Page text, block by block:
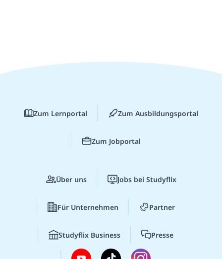
Zum Lernportal Zum Ausbildungsportal
Zum Jobportal
Über uns Jobs bei Studyflix
Für Unternehmen Partner
Studyflix Business Presse